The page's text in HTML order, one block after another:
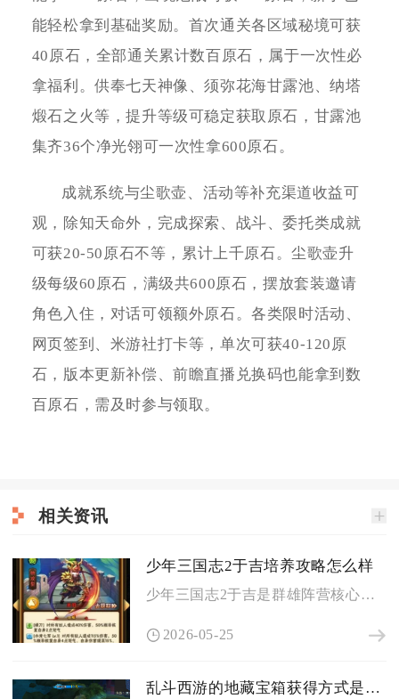
能轻松拿到基础奖励。首次通关各区域秘境可获
40原石，全部通关累计数百原石，属于一次性必
拿福利。供奉七天神像、须弥花海甘露池、纳塔
煅石之火等，提升等级可稳定获取原石，甘露池
集齐36个净光翎可一次性拿600原石。
成就系统与尘歌壶、活动等补充渠道收益可
观，除知天命外，完成探索、战斗、委托类成就
可获20-50原石不等，累计上千原石。尘歌壶升
级每级60原石，满级共600原石，摆放套装邀请
角色入住，对话可领额外原石。各类限时活动、
网页签到、米游社打卡等，单次可获40-120原
石，版本更新补偿、前瞻直播兑换码也能拿到数
百原石，需及时参与领取。
相关资讯
少年三国志2于吉培养攻略怎么样
少年三国志2于吉是群雄阵营核心控场与持续输出武将，核心价值在...
2026-05-25
乱斗西游的地藏宝箱获得方式是什么